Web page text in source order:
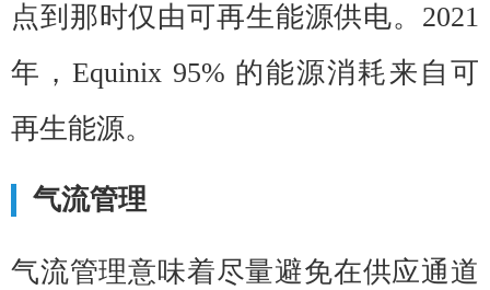
点到那时仅由可再生能源供电。2021
年，Equinix 95% 的能源消耗来自可
再生能源。
气流管理
气流管理意味着尽量避免在供应通道